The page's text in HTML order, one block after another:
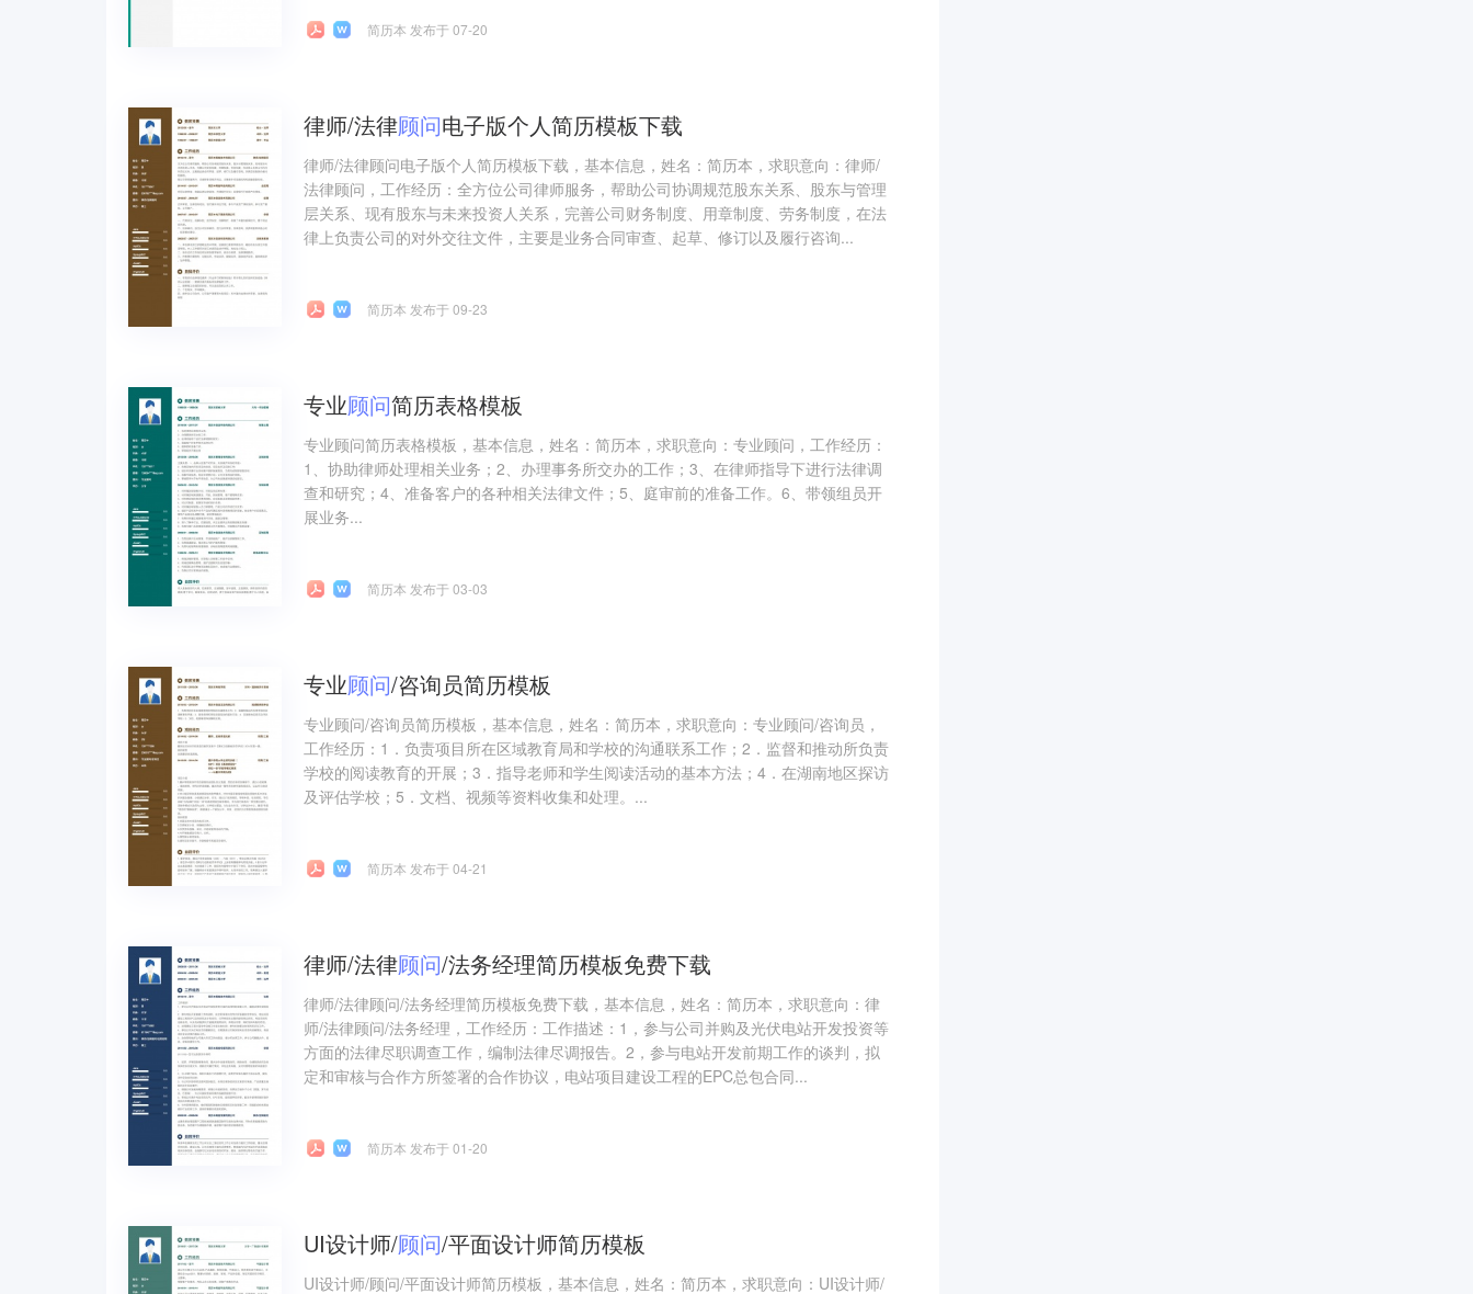
简历本 发布于 07-20
律师/法律顾问电子版个人简历模板下载
律师/法律顾问电子版个人简历模板下载，基本信息，姓名：简历本，求职意向：律师/
法律顾问，工作经历：全方位公司律师服务，帮助公司协调规范股东关系、股东与管理
层关系、现有股东与未来投资人关系，完善公司财务制度、用章制度、劳务制度，在法
律上负责公司的对外交往文件，主要是业务合同审查、起草、修订以及履行咨询...
简历本 发布于 09-23
专业顾问简历表格模板
专业顾问简历表格模板，基本信息，姓名：简历本，求职意向：专业顾问，工作经历：
1、协助律师处理相关业务；2、办理事务所交办的工作；3、在律师指导下进行法律调
查和研究；4、准备客户的各种相关法律文件；5、庭审前的准备工作。6、带领组员开
展业务...
简历本 发布于 03-03
专业顾问/咨询员简历模板
专业顾问/咨询员简历模板，基本信息，姓名：简历本，求职意向：专业顾问/咨询员，
工作经历：1．负责项目所在区域教育局和学校的沟通联系工作；2．监督和推动所负责
学校的阅读教育的开展；3．指导老师和学生阅读活动的基本方法；4．在湖南地区探访
及评估学校；5．文档、视频等资料收集和处理。...
简历本 发布于 04-21
律师/法律顾问/法务经理简历模板免费下载
律师/法律顾问/法务经理简历模板免费下载，基本信息，姓名：简历本，求职意向：律
师/法律顾问/法务经理，工作经历：工作描述：1，参与公司并购及光伏电站开发投资等
方面的法律尽职调查工作，编制法律尽调报告。2，参与电站开发前期工作的谈判，拟
定和审核与合作方所签署的合作协议，电站项目建设工程的EPC总包合同...
简历本 发布于 01-20
UI设计师/顾问/平面设计师简历模板
UI设计师/顾问/平面设计师简历模板，基本信息，姓名：简历本，求职意向：UI设计师/